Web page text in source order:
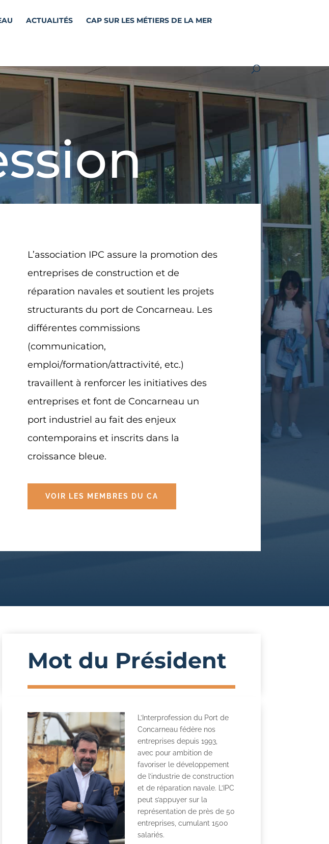
ACTUALITÉS CAP SUR LES MÉTIERS DE LA MER
L’association IPC assure la promotion des
entreprises de construction et de
réparation navales et soutient les projets
structurants du port de Concarneau. Les
différentes commissions
(communication,
emploi/formation/attractivité, etc.)
travaillent à renforcer les initiatives des
entreprises et font de Concarneau un
port industriel au fait des enjeux
contemporains et inscrits dans la
croissance bleue.
VOIR LES MEMBRES DU CA
Mot du Président
L’Interprofession du Port de
Concarneau fédère nos
entreprises depuis 1993,
avec pour ambition de
favoriser le développement
de l’industrie de construction
et de réparation navale. L’IPC
peut s’appuyer sur la
représentation de près de 50
entreprises, cumulant 1500
salariés.